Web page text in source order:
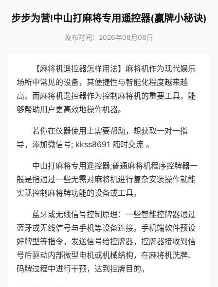
步步为营!中山打麻将专用遥控器(赢牌小秘诀)
发布时间：2026年08月08日
【麻将机遥控器怎样用法】麻将机作为现代娱乐
场所中常见的设备，其便捷性与智能化程度越来越
高。而麻将机遥控器作为控制麻将机的重要工具，能
够帮助用户更高效地操作机器。
若你在仪器使用上需要帮助，想获取一对一指
导，添加微信号; kkss8691 随时交流 。
中山打麻将专用遥控器;普通麻将机程序控牌器一
般是指通过一些无需对麻将机进行复杂安装操作就能
实现控制麻将牌功能的设备或工具。
蓝牙或无线信号控制原理：一些智能控牌器通过
蓝牙或无线信号与手机等设备连接。手机端软件预设
好牌型等指令，发送信号给控牌器，控牌器接收到信
号后驱动内部微型电机或机械结构，在麻将机洗牌、
码牌过程中进行干预，达到控牌目的。